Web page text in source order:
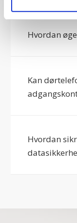
Hvordan
Kan
Hvordan